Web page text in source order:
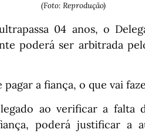
(Foto: Reprodução)
04 anos, o
poderá ser arbitrada
a fiança, o que vai
ao verificar a falta
poderá justificar a